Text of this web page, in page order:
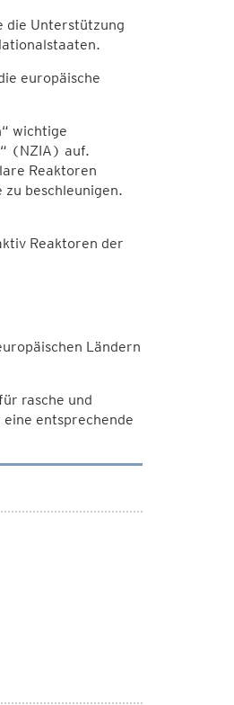
die Unterstützung
europäische
wichtige
(NZIA) auf.
Reaktoren
beschleunigen.
Reaktoren der
Ländern
rasche und
entsprechende